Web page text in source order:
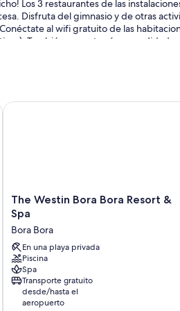
Los 3 restaurantes de las
Disfruta del gimnasio y de otras
al wifi gratuito de las
También encontrarás comodidades
habitaciones las 24 horas y sábanas de
para un portátil.
The
Westin
Bora
Bora
Resort
&
Spa
Bora
Bora
The Westin Bora Bora Resort &
Spa
Bora Bora
En una playa privada
Piscina
Spa
Transporte gratuito
desde/hasta el
aeropuerto
The Westin Bora Bora Resort & Spa